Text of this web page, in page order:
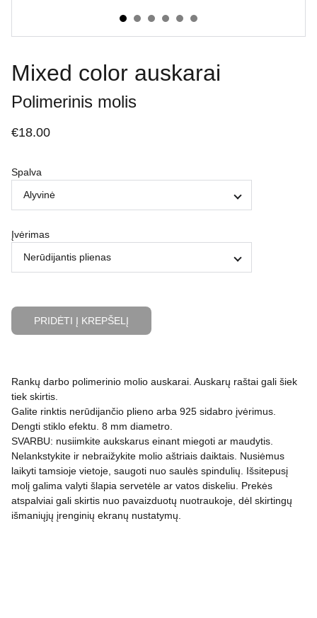
Mixed color auskarai
Polimerinis molis
€18.00
Spalva
Įvėrimas
PRIDĖTI Į KREPŠELĮ
Rankų darbo polimerinio molio auskarai. Auskarų raštai gali šiek
tiek skirtis.
Galite rinktis nerūdijančio plieno arba 925 sidabro įvėrimus.
Dengti stiklo efektu. 8 mm diametro.
SVARBU: nusiimkite aukskarus einant miegoti ar maudytis.
Nelankstykite ir nebraižykite molio aštriais daiktais. Nusiėmus
laikyti tamsioje vietoje, saugoti nuo saulės spindulių. Išsitepusį
molį galima valyti šlapia servetėle ar vatos diskeliu. Prekės
atspalviai gali skirtis nuo pavaizduotų nuotraukoje, dėl skirtingų
išmaniųjų įrenginių ekranų nustatymų.